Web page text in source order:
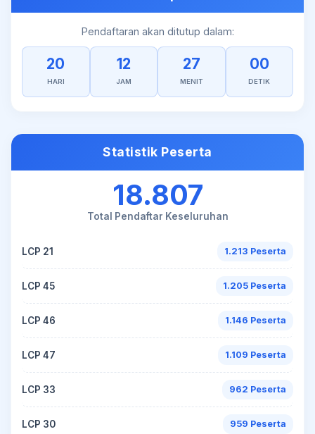
Pendaftaran akan ditutup dalam:
20
HARI
12
JAM
27
MENIT
00
DETIK
Statistik Peserta
18.807
Total Pendaftar Keseluruhan
LCP 21 1.213 Peserta
LCP 45 1.205 Peserta
LCP 46 1.146 Peserta
LCP 47 1.109 Peserta
LCP 33 962 Peserta
LCP 30 959 Peserta